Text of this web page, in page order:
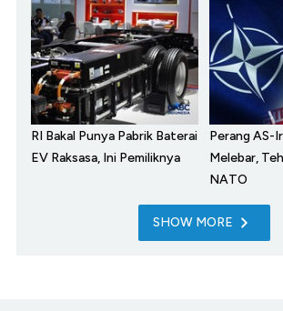
RI Bakal Punya Pabrik Baterai
EV Raksasa, Ini Pemiliknya
Perang AS-
Melebar,
NATO
SHOW MORE